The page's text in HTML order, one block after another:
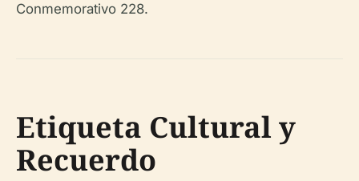
Conmemorativo 228.
Etiqueta Cultural y
Recuerdo